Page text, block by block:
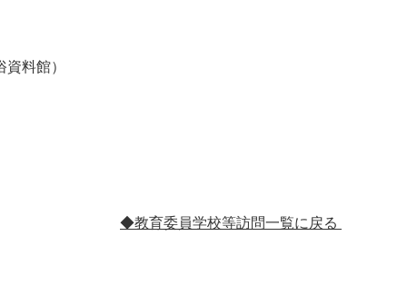
料館）
◆教育委員学校等訪問一覧に戻る